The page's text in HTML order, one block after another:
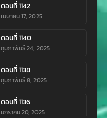
ตอนที่ 1142
เมษายน 17, 2025
ตอนที่ 1140
กุมภาพันธ์ 24, 2025
ตอนที่ 1138
กุมภาพันธ์ 8, 2025
ตอนที่ 1136
มกราคม 20, 2025